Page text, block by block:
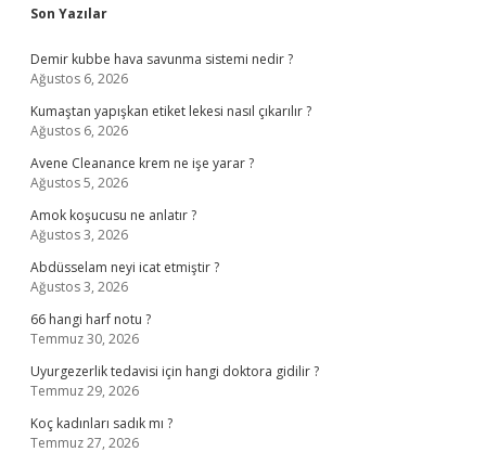
Sidebar
Son Yazılar
Demir kubbe hava savunma sistemi nedir ?
Ağustos 6, 2026
Kumaştan yapışkan etiket lekesi nasıl çıkarılır ?
Ağustos 6, 2026
Avene Cleanance krem ne işe yarar ?
Ağustos 5, 2026
Amok koşucusu ne anlatır ?
Ağustos 3, 2026
Abdüsselam neyi icat etmiştir ?
Ağustos 3, 2026
66 hangi harf notu ?
Temmuz 30, 2026
Uyurgezerlik tedavisi için hangi doktora gidilir ?
Temmuz 29, 2026
Koç kadınları sadık mı ?
Temmuz 27, 2026